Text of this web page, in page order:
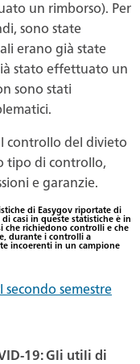
un rimborso). Per
sono state
erano già state
stato effettuato un
sono stati
controllo del divieto
tipo di controllo,
e garanzie.
di Easygov riportate di
casi in queste statistiche è in
che richiedono controlli e che
durante i controlli a
incoerenti in un campione
semestre
19: Gli utili di